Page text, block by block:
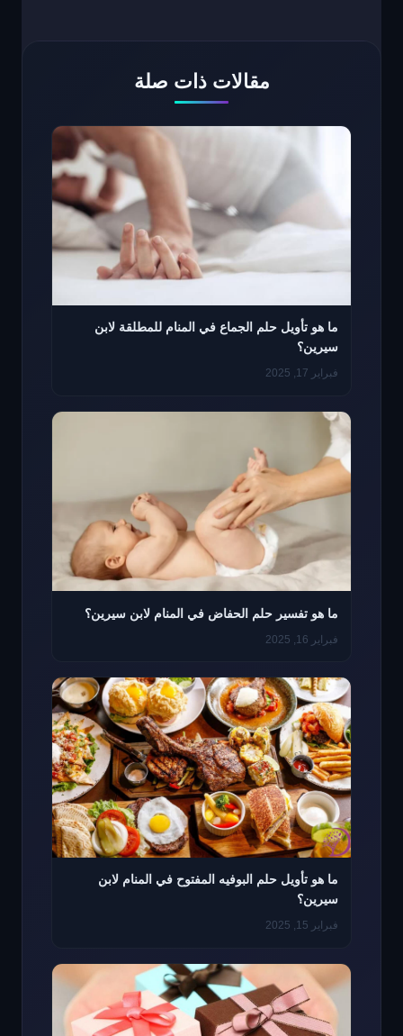
مقالات ذات صلة
ما هو تأويل حلم الجماع في المنام للمطلقة لابن
سيرين؟
فبراير 17, 2025
ما هو تفسير حلم الحفاض في المنام لابن سيرين؟
فبراير 16, 2025
ما هو تأويل حلم البوفيه المفتوح في المنام لابن
سيرين؟
فبراير 15, 2025